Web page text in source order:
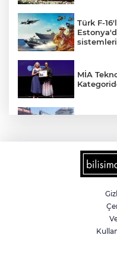
Türk F-
MİA
6 milyon
aylığı